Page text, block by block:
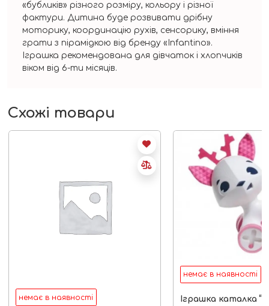
«бубликів» різного розміру, кольору і різної
фактури. Дитина буде розвивати дрібну
моторику, координацію рухів, сенсорику, вміння
грати з пірамідкою від бренду «Infantino».
Іграшка рекомендована для дівчаток і хлопчиків
віком від 6-ти місяців.
Схожі товари
немає в наявності
немає в наявності
Іграшка каталка